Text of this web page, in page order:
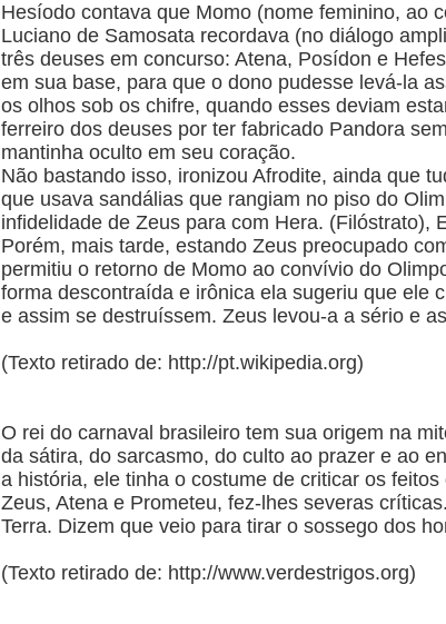
Hesíodo contava que Momo (nome feminino, ao
Luciano de Samosata recordava (no diálogo
três deuses em concurso: Atena, Posídon e
em sua base, para que o dono pudesse levá-la
os olhos sob os chifre, quando esses deviam
ferreiro dos deuses por ter fabricado Pandora
mantinha oculto em seu coração.
Não bastando isso, ironizou Afrodite, ainda que
que usava sandálias que rangiam no piso do
infidelidade de Zeus para com Hera. (Filóstrato),
Porém, mais tarde, estando Zeus preocupado
permitiu o retorno de Momo ao convívio do
forma descontraída e irônica ela sugeriu que ele
e assim se destruíssem. Zeus levou-a a sério e
(Texto retirado de: http://pt.wikipedia.org)
O rei do carnaval brasileiro tem sua origem na
da sátira, do sarcasmo, do culto ao prazer e ao
a história, ele tinha o costume de criticar os
Zeus, Atena e Prometeu, fez-lhes severas
Terra. Dizem que veio para tirar o sossego dos
(Texto retirado de: http://www.verdestrigos.org)